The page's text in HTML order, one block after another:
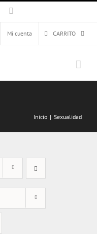
Mi cuenta
CARRITO
Inicio Sexualidad